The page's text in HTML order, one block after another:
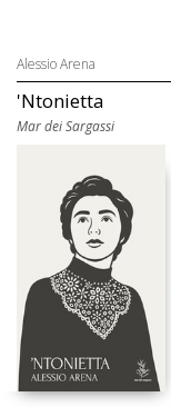
Alessio Arena
'Ntonietta
Mar dei Sargassi